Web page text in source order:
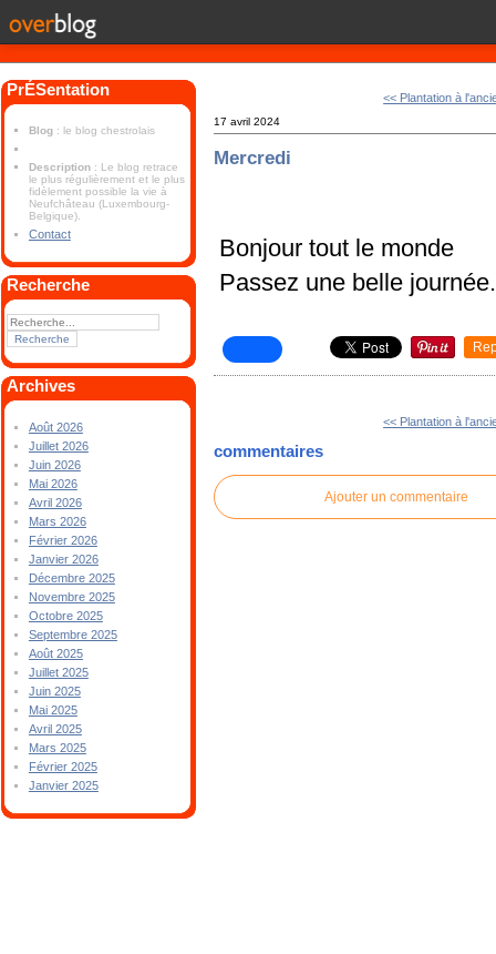
PrÉSentation
Blog : le blog chestrolais
Description : Le blog retrace
le plus régulièrement et le plus
fidèlement possible la vie à
Neufchâteau (Luxembourg-
Belgique).
Contact
Recherche
Archives
Août 2026
Juillet 2026
Juin 2026
Mai 2026
Avril 2026
Mars 2026
Février 2026
Janvier 2026
Décembre 2025
Novembre 2025
Octobre 2025
Septembre 2025
Août 2025
Juillet 2025
Juin 2025
Mai 2025
Avril 2025
Mars 2025
Février 2025
Janvier 2025
<< Plantation à
17 avril 2024
Mercredi
Bonjour tout le monde
Passez une belle journée.
<< Plantation à
commentaires
Ajouter un commentaire